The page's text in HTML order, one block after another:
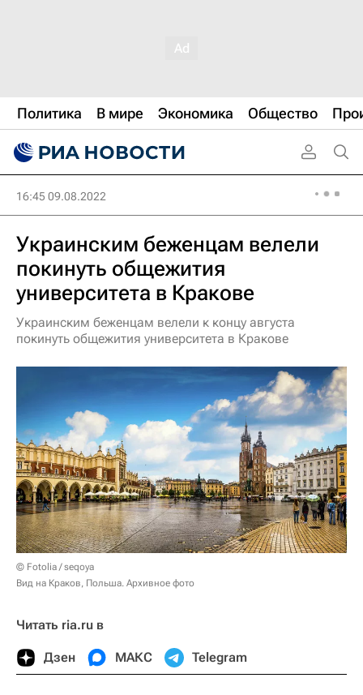
Политика В мире Экономика Общество
16:45 09.08.2022
Украинским беженцам велели
покинуть общежития
университета в Кракове
Украинским беженцам велели к концу августа
покинуть общежития университета в Кракове
© Fotolia / seqoya
Вид на Краков, Польша. Архивное фото
Читать ria.ru в
Дзен МАКС Telegram